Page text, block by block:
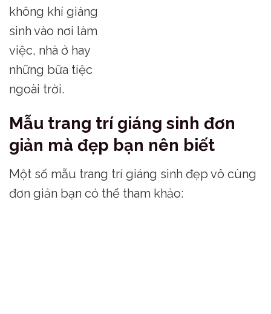
không khí giáng
sinh vào nơi làm
việc, nhà ở hay
những bữa tiệc
ngoài trời.
Mẫu trang trí giáng sinh đơn
giản mà đẹp bạn nên biết
Một số mẫu trang trí giáng sinh đẹp vô cùng
đơn giản bạn có thể tham khảo: